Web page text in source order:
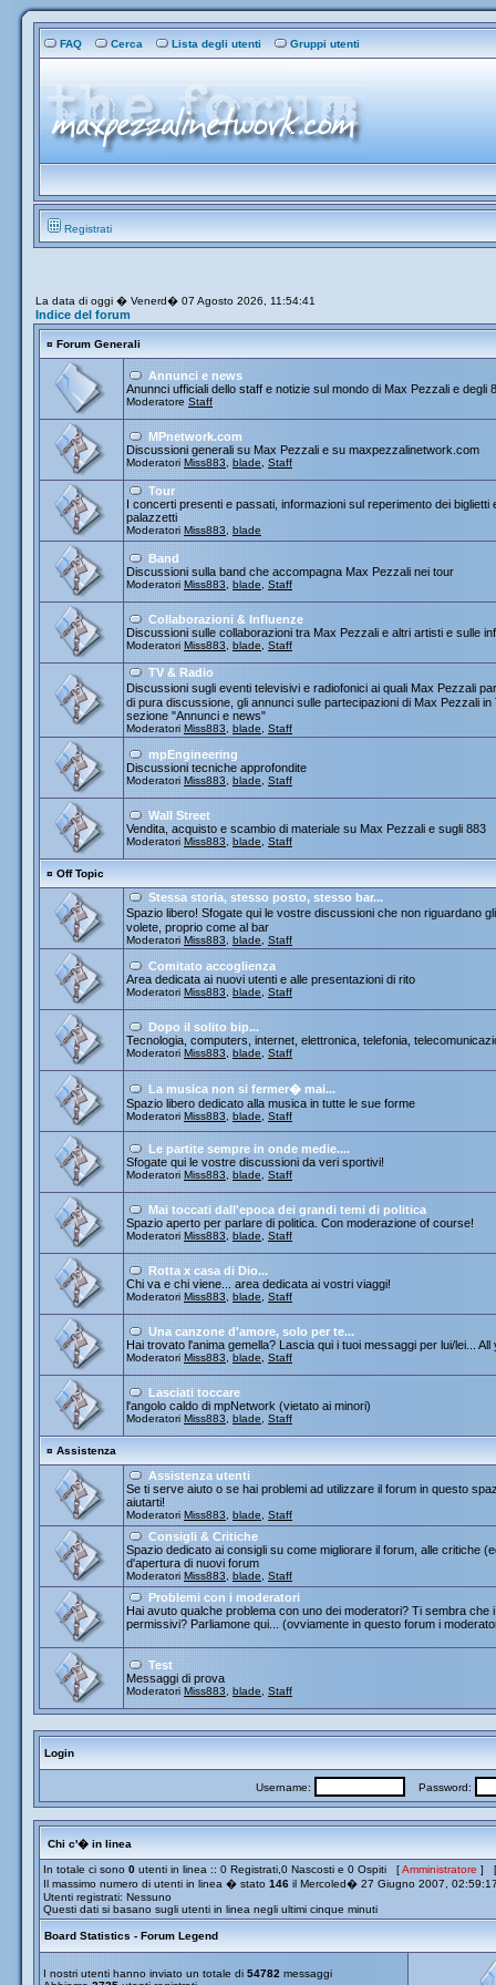
FAQ Cerca Lista degli utenti Gruppi utenti
Registrati
La data di oggi � Venerd� 07 Agosto 2026, 11:54:41
Indice del forum
¤ Forum Generali
Annunci e news
Anunnci ufficiali dello staff e notizie sul mondo di Max Pezzali e degli
Moderatore Staff
MPnetwork.com
Discussioni generali su Max Pezzali e su maxpezzalinetwork.com
Moderatori Miss883 blade Staff
Tour
I concerti presenti e passati, informazioni sul reperimento dei
palazzetti
Moderatori Miss883 blade
Band
Discussioni sulla band che accompagna Max Pezzali nei tour
Moderatori Miss883 blade Staff
Collaborazioni & Influenze
Discussioni sulle collaborazioni tra Max Pezzali e altri artisti e sulle
Moderatori Miss883 blade Staff
TV & Radio
Discussioni sugli eventi televisivi e radiofonici ai quali Max Pezzali
di pura discussione, gli annunci sulle partecipazioni di Max Pezzali
sezione "Annunci e news"
Moderatori Miss883 blade Staff
mpEngineering
Discussioni tecniche approfondite
Moderatori Miss883 blade Staff
Wall Street
Vendita, acquisto e scambio di materiale su Max Pezzali e sugli 883
Moderatori Miss883 blade Staff
¤ Off Topic
Stessa storia, stesso posto, stesso bar...
Spazio libero! Sfogate qui le vostre discussioni che non riguardano
volete, proprio come al bar
Moderatori Miss883 blade Staff
Comitato accoglienza
Area dedicata ai nuovi utenti e alle presentazioni di rito
Moderatori Miss883 blade Staff
Dopo il solito bip...
Tecnologia, computers, internet, elettronica, telefonia,
Moderatori Miss883 blade Staff
La musica non si fermer� mai...
Spazio libero dedicato alla musica in tutte le sue forme
Moderatori Miss883 blade Staff
Le partite sempre in onde medie....
Sfogate qui le vostre discussioni da veri sportivi!
Moderatori Miss883 blade Staff
Mai toccati dall'epoca dei grandi temi di politica
Spazio aperto per parlare di politica. Con moderazione of course!
Moderatori Miss883 blade Staff
Rotta x casa di Dio...
Chi va e chi viene... area dedicata ai vostri viaggi!
Moderatori Miss883 blade Staff
Una canzone d'amore, solo per te...
Hai trovato l'anima gemella? Lascia qui i tuoi messaggi per lui/lei...
Moderatori Miss883 blade Staff
Lasciati toccare
l'angolo caldo di mpNetwork (vietato ai minori)
Moderatori Miss883 blade Staff
¤ Assistenza
Assistenza utenti
Se ti serve aiuto o se hai problemi ad utilizzare il forum in questo
aiutarti!
Moderatori Miss883 blade Staff
Consigli & Critiche
Spazio dedicato ai consigli su come migliorare il forum, alle critiche
d'apertura di nuovi forum
Moderatori Miss883 blade Staff
Problemi con i moderatori
Hai avuto qualche problema con uno dei moderatori? Ti sembra
permissivi? Parliamone qui... (ovviamente in questo forum i
Test
Messaggi di prova
Moderatori Miss883 blade Staff
Login
Username: Password:
Chi c'� in linea
In totale ci sono 0 utenti in linea :: 0 Registrati,0 Nascosti e 0 Ospiti [Amministratore ]
Il massimo numero di utenti in linea � stato 146 il Mercoled� 27 Giugno 2007,
Utenti registrati: Nessuno
Questi dati si basano sugli utenti in linea negli ultimi cinque minuti
Board Statistics - Forum Legend
I nostri utenti hanno inviato un totale di 54782 messaggi